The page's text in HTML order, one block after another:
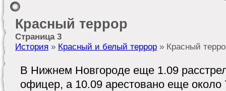
Красный террор
Страница 3
История » Красный и белый террор » Красный
В Нижнем Новгороде еще 1.09
офицер, а 10.09 арестовано еще